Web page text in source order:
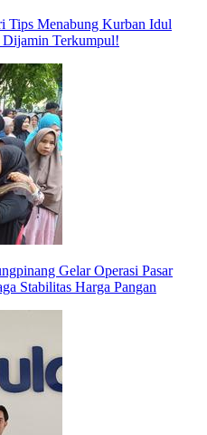
Tips Menabung Kurban Idul
Terkumpul!
Gelar Operasi Pasar
Stabilitas Harga Pangan